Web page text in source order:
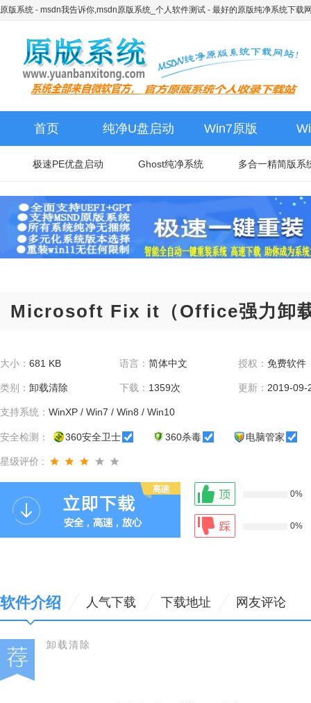
原版系统 - msdn我告诉你,msdn原版系统_个人软件测试 - 最好的原版纯净系统下载
首页 纯净U盘启动 Win7原版
极速PE优盘启动 Ghost纯净系统 多合一精简版系
Microsoft Fix it（Office强力卸
大小： 681 KB 语言： 简体中文 授权：免费软件
类别： 卸载清除 下载： 1359次 更新： 2019-09-
支持系统： WinXP / Win7 / Win8 / Win10
安全检测： 360安全卫士 360杀毒 电脑管家
星级评价 :
0%
0%
软件介绍 人气下载 下载地址 网友评论
卸载清除